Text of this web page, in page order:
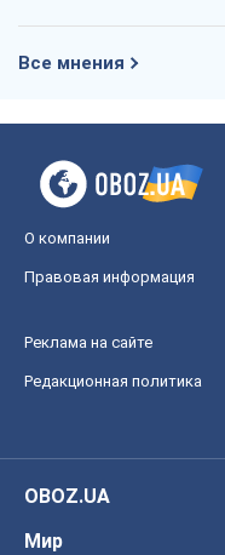
Все мнения
О компании
Правовая информация
Реклама на сайте
Редакционная политика
OBOZ.UA
Мир